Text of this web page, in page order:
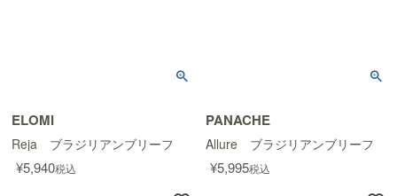
ELOMI
Reja ブラジリアンブリーフ
¥5,940税込
PANACHE
Allure ブラジリアンブリーフ
¥5,995税込